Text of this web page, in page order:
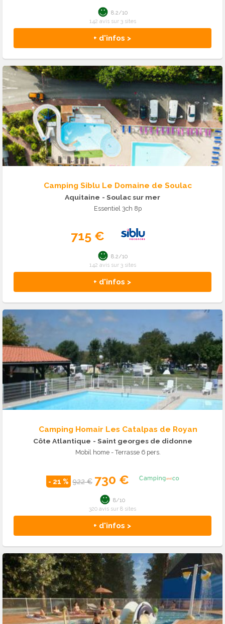
+ d'infos >
8.2/10
142 avis sur 3 sites
Camping Siblu Le Domaine de Soulac
Aquitaine - Soulac sur mer
Essentiel 3ch 8p
715 €
+ d'infos >
8.2/10
142 avis sur 3 sites
Camping Homair Les Catalpas de Royan
Côte Atlantique - Saint georges de didonne
Mobil home - Terrasse 6 pers.
- 21 % 922 € 730 €
+ d'infos >
8/10
320 avis sur 8 sites